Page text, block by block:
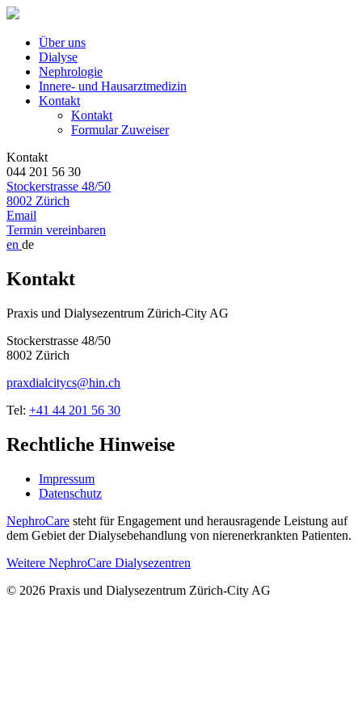
Über uns
Dialyse
Nephrologie
Innere- und Hausarztmedizin
Kontakt
Kontakt
Formular Zuweiser
Kontakt
044 201 56 30
Stockerstrasse 48/50
8002 Zürich
Email
Termin vereinbaren
en de
Kontakt
Praxis und Dialysezentrum Zürich-City AG
Stockerstrasse 48/50
8002 Zürich
praxdialcitycs@hin.ch
Tel: +41 44 201 56 30
Rechtliche Hinweise
Impressum
Datenschutz
NephroCare steht für Engagement und herausragende Leistung auf
dem Gebiet der Dialysebehandlung von nierenerkrankten Patienten.
Weitere NephroCare Dialysezentren
© 2026 Praxis und Dialysezentrum Zürich-City AG